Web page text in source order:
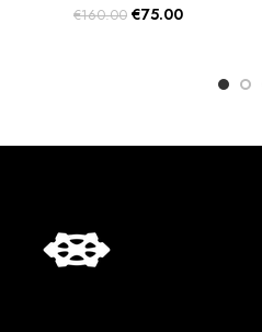
€160.00 Original
€75.00Current